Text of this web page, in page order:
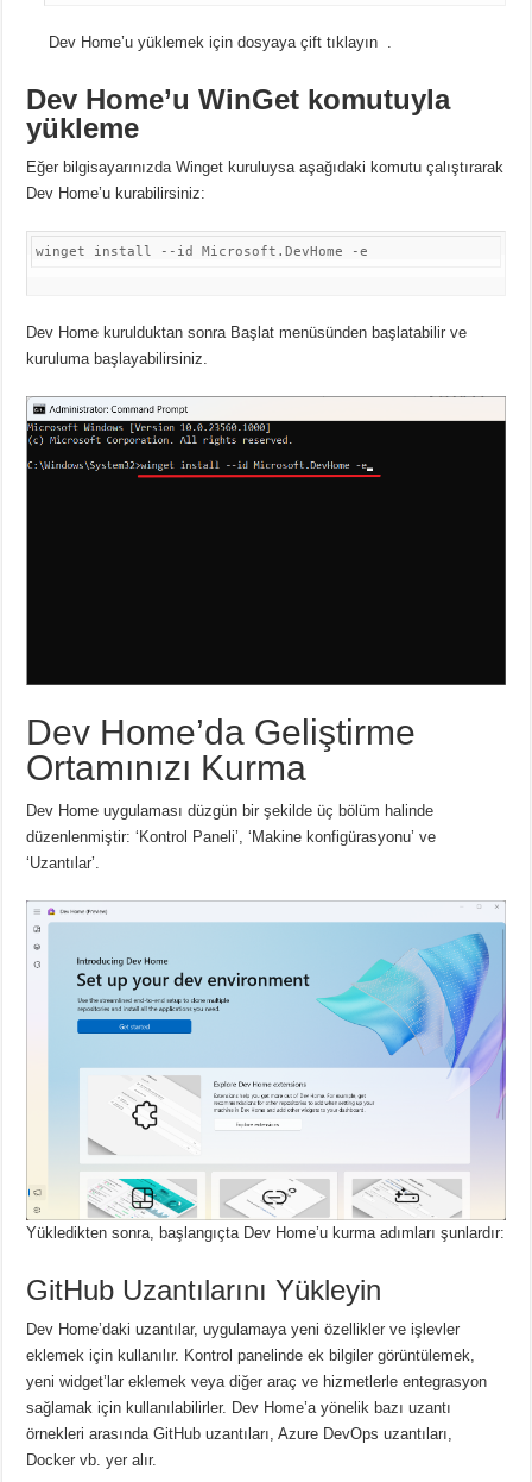
Dev Home’u yüklemek için dosyayaçift tıklayın .
Dev Home’u WinGet komutuyla
yükleme
Eğer bilgisayarınızda Winget kuruluysa aşağıdaki komutu çalıştırarak
Dev Home’u kurabilirsiniz:
Dev Home kurulduktan sonra Başlat menüsünden başlatabilir ve
kuruluma başlayabilirsiniz.
Dev Home’da Geliştirme
Ortamınızı Kurma
Dev Home uygulaması düzgün bir şekilde üç bölüm halinde
düzenlenmiştir: ‘Kontrol Paneli’, ‘Makine konfigürasyonu’ ve
‘Uzantılar’.
Yükledikten sonra, başlangıçta Dev Home’u kurma adımları şunlardır:
GitHub Uzantılarını Yükleyin
Dev Home’daki uzantılar, uygulamaya yeni özellikler ve işlevler
eklemek için kullanılır. Kontrol panelinde ek bilgiler görüntülemek,
yeni widget’lar eklemek veya diğer araç ve hizmetlerle entegrasyon
sağlamak için kullanılabilirler. Dev Home’a ​​yönelik bazı uzantı
örnekleri arasında GitHub uzantıları, Azure DevOps uzantıları,
Docker vb. yer alır.